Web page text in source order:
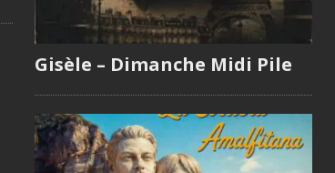
Gisèle – Dimanche Midi Pile